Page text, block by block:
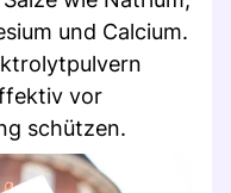
und Calcium.
vor
schützen.